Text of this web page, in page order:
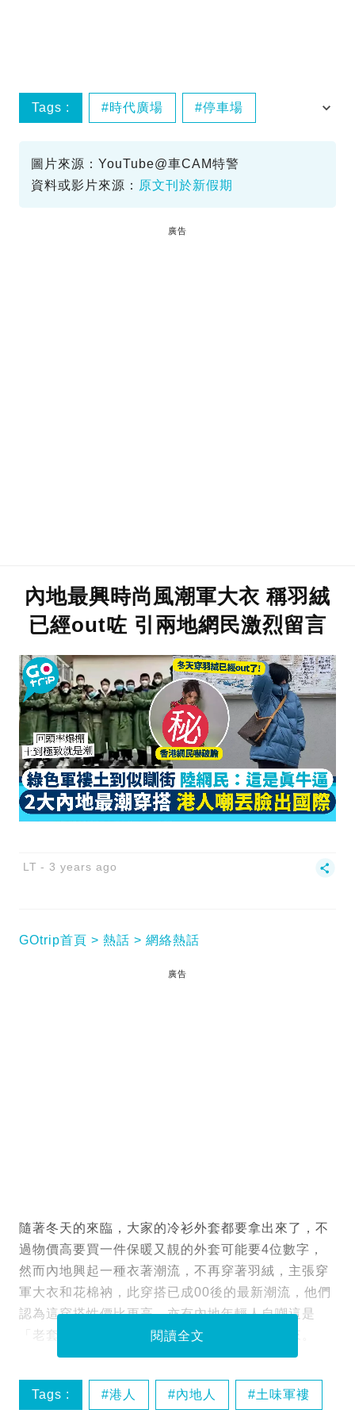
Tags : 時代廣場 停車場
圖片來源：YouTube@車CAM特警
資料或影片來源： 原文刊於新假期
廣告
內地最興時尚風潮軍大衣 稱羽絨
已經out咗 引兩地網民激烈留言
LT 3 years ago
GOtrip首頁 熱話 網絡熱話
廣告
隨著冬天的來臨，大家的冷衫外套都要拿出來了，不
過物價高要買一件保暖又靚的外套可能要4位數字，
然而內地興起一種衣著潮流，不再穿著羽絨，主張穿
軍大衣和花棉衲，此穿搭已成00後的最新潮流，他們
認為這穿搭性價比更高，亦有內地年輕人自嘲這是
「老套」時尚風潮，兩地網民不禁紛紛留言起來。
閱讀全文
Tags : 港人 內地人 土味軍褸